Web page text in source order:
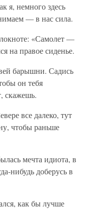
я, немного здесь
— в нас сила.
«Самолет —
на правое сиденье.
барышни. Садись
он тебя
скажешь.
все далеко, тут
чтобы раньше
мечта идиота, в
нибудь доберусь в
как бы лучше